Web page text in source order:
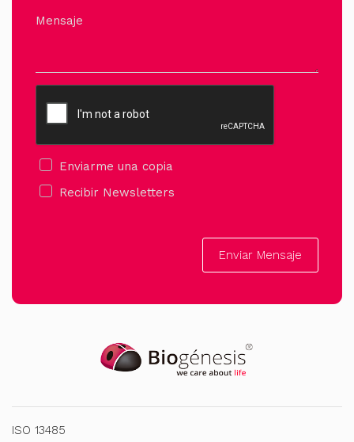
Mensaje
Enviarme una copia
Recibir Newsletters
Enviar Mensaje
ISO 13485